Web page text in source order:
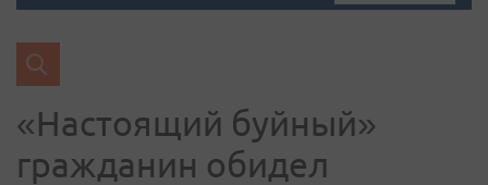
«Настоящий буйный»
гражданин обидел